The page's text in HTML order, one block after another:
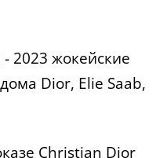
2023 жокейские
Dior, Elie Saab,